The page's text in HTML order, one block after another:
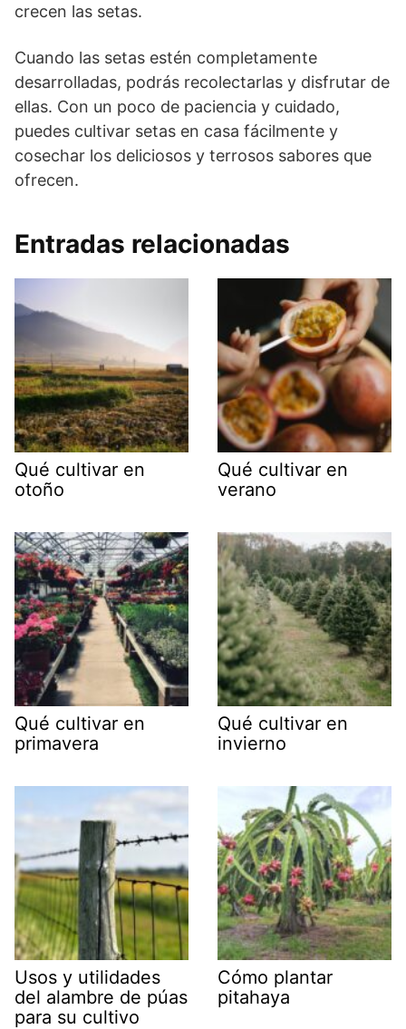
crecen las setas.
Cuando las setas estén completamente
desarrolladas, podrás recolectarlas y disfrutar de
ellas. Con un poco de paciencia y cuidado,
puedes cultivar setas en casa fácilmente y
cosechar los deliciosos y terrosos sabores que
ofrecen.
Entradas relacionadas
Qué cultivar en
otoño
Qué cultivar en
verano
Qué cultivar en
primavera
Qué cultivar en
invierno
Usos y utilidades
del alambre de púas
para su cultivo
Cómo plantar
pitahaya